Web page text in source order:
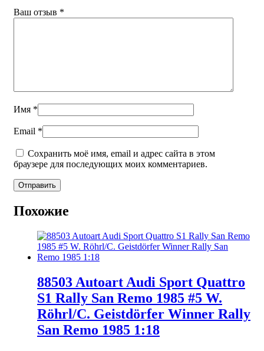
Ваш отзыв *
Имя *
Email *
Сохранить моё имя, email и адрес сайта в этом
браузере для последующих моих комментариев.
Похожие
88503 Autoart Audi Sport Quattro
S1 Rally San Remo 1985 #5 W.
Röhrl/C. Geistdörfer Winner Rally
San Remo 1985 1:18